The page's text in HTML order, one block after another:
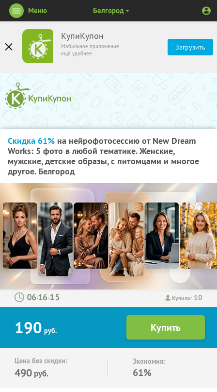
КупиКупон
Мобильное приложение
ещё удобнее
Загрузить
Меню Белгород
Скидка 61% на нейрофотосессию от New Dream
Works: 5 фото в любой тематике. Женские,
мужские, детские образы, с питомцами и многое
другое. Белгород
Купили: 10
: :
190 руб.
Цена без скидки:
490 руб.
Экономия:
61%